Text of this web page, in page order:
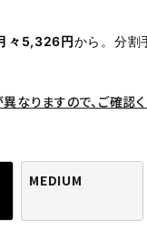
々5,326円から。分
なりますので、ご確認
MEDIUM